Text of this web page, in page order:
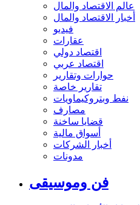
عالم الاقتصاد والمال
أخبار الاقتصاد والمال
فيديو
عقارات
اقتصاد دولي
اقتصاد عربي
حوارات وتقارير
تقارير خاصة
نفط وبتروكيماويات
مصارف
قضايا ساخنة
أسواق مالية
أخبار الشركات
مدونات
فن وموسيقى